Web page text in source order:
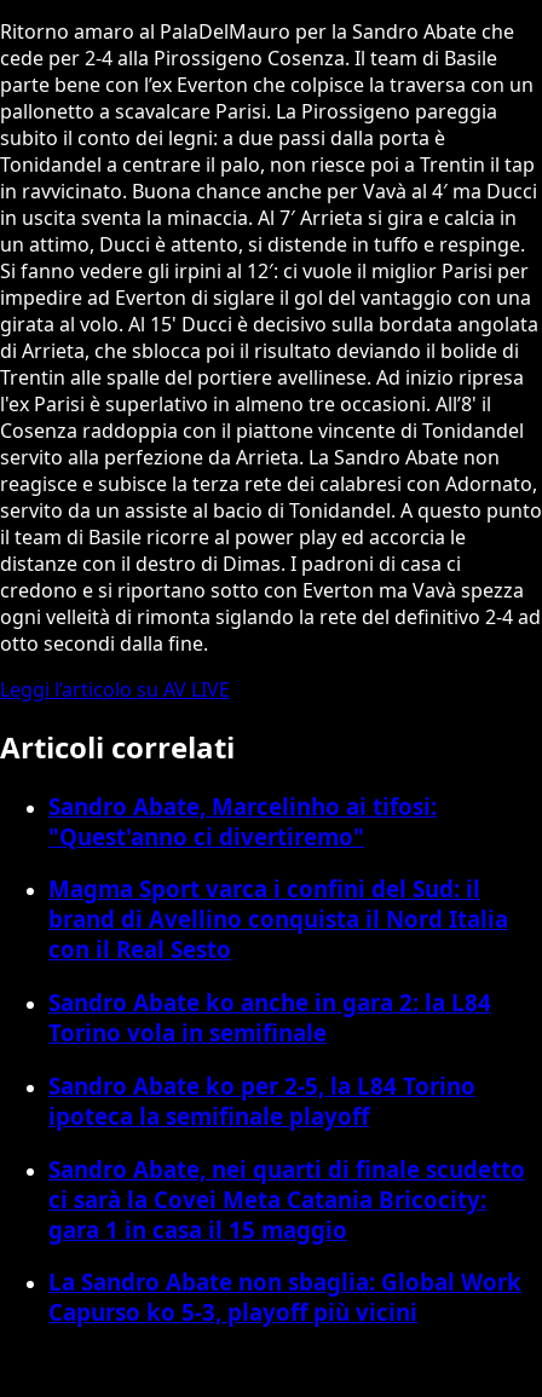
Ritorno amaro al PalaDelMauro per la Sandro Abate che
cede per 2-4 alla Pirossigeno Cosenza. Il team di Basile
parte bene con l’ex Everton che colpisce la traversa con un
pallonetto a scavalcare Parisi. La Pirossigeno pareggia
subito il conto dei legni: a due passi dalla porta è
Tonidandel a centrare il palo, non riesce poi a Trentin il tap
in ravvicinato. Buona chance anche per Vavà al 4′ ma Ducci
in uscita sventa la minaccia. Al 7′ Arrieta si gira e calcia in
un attimo, Ducci è attento, si distende in tuffo e respinge.
Si fanno vedere gli irpini al 12′: ci vuole il miglior Parisi per
impedire ad Everton di siglare il gol del vantaggio con una
girata al volo. Al 15' Ducci è decisivo sulla bordata angolata
di Arrieta, che sblocca poi il risultato deviando il bolide di
Trentin alle spalle del portiere avellinese. Ad inizio ripresa
l'ex Parisi è superlativo in almeno tre occasioni. All’8' il
Cosenza raddoppia con il piattone vincente di Tonidandel
servito alla perfezione da Arrieta. La Sandro Abate non
reagisce e subisce la terza rete dei calabresi con Adornato,
servito da un assiste al bacio di Tonidandel. A questo punto
il team di Basile ricorre al power play ed accorcia le
distanze con il destro di Dimas. I padroni di casa ci
credono e si riportano sotto con Everton ma Vavà spezza
ogni velleità di rimonta siglando la rete del definitivo 2-4 ad
otto secondi dalla fine.
Leggi l’articolo su AV LIVE
Articoli correlati
Sandro Abate, Marcelinho ai tifosi:
"Quest'anno ci divertiremo"
Magma Sport varca i confini del Sud: il
brand di Avellino conquista il Nord Italia
con il Real Sesto
Sandro Abate ko anche in gara 2: la L84
Torino vola in semifinale
Sandro Abate ko per 2-5, la L84 Torino
ipoteca la semifinale playoff
Sandro Abate, nei quarti di finale scudetto
ci sarà la Covei Meta Catania Bricocity:
gara 1 in casa il 15 maggio
La Sandro Abate non sbaglia: Global Work
Capurso ko 5-3, playoff più vicini